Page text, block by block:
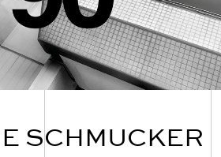
SCHMUCKER